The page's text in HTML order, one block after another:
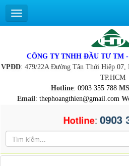
CÔNG TY TNHH ĐẦU TƯ TM
VPĐD: 479/22A Đường Tân Thới Hiệp 07,
TP.HCM
Hotline: 0903 355 788
Email: thephoangthien@gmail.com
Hotline: 0903